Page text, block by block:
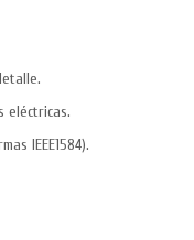
eléctricas.
IEEE1584).